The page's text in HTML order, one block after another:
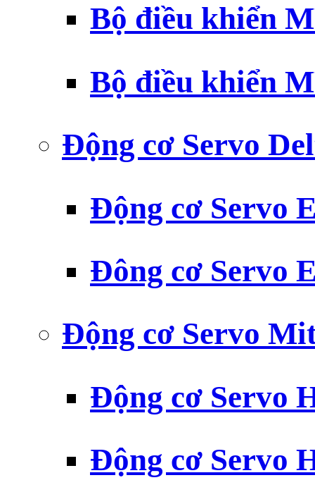
Bộ điều khiển
Bộ điều khiển
Động cơ Servo
Động cơ Servo
Đông cơ Servo
Động cơ Servo
Động cơ Servo
Động cơ Servo